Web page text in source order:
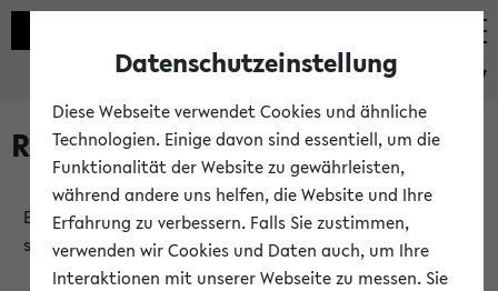
eKVV
Raumänderungen
Es wurden keine Raumänderungen an jetzt
stattfindenden Veranstaltungen gefunden!
Datenschutzeinstellung
Diese Webseite verwendet Cookies und ähnliche
Technologien. Einige davon sind essentiell, um die
Funktionalität der Website zu gewährleisten,
während andere uns helfen, die Website und Ihre
Erfahrung zu verbessern. Falls Sie zustimmen,
verwenden wir Cookies und Daten auch, um Ihre
Interaktionen mit unserer Webseite zu messen. Sie